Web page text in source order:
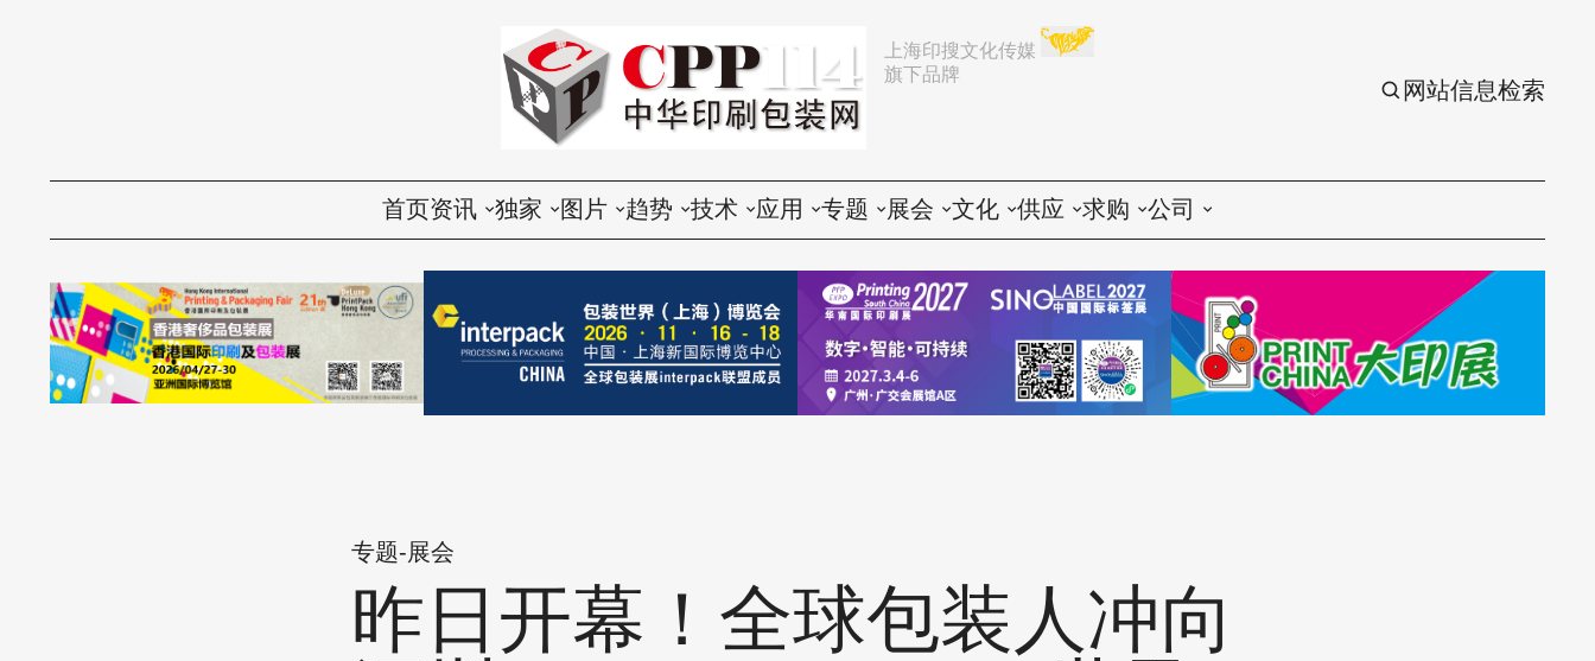
上海印搜文化传媒
旗下品牌
网站信息检索
首页资讯
国内
国际
独家
评论
访谈
话题
图片
活动
展会
设备
趋势
行业动态
企业动态
营销
商机
技术
印前
印中
印后
油墨
应用
胶印
数码
标签
丝印
专题
展会
企业
咨询
展会
推荐
中国
东南亚
文化
文化创意
供应
会议
印刷设备
印刷材料
求购
印刷
包装
丝印
公司
印刷
包装
丝印
专题-展会
昨日开幕！全球包装人冲向